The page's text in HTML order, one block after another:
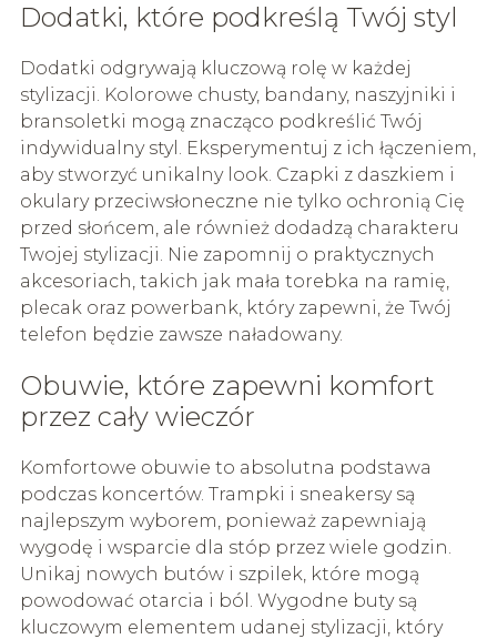
Dodatki, które podkreślą Twój styl
Dodatki odgrywają kluczową rolę w każdej
stylizacji. Kolorowe chusty, bandany, naszyjniki i
bransoletki mogą znacząco podkreślić Twój
indywidualny styl. Eksperymentuj z ich łączeniem,
aby stworzyć unikalny look. Czapki z daszkiem i
okulary przeciwsłoneczne nie tylko ochronią Cię
przed słońcem, ale również dodadzą charakteru
Twojej stylizacji. Nie zapomnij o praktycznych
akcesoriach, takich jak mała torebka na ramię,
plecak oraz powerbank, który zapewni, że Twój
telefon będzie zawsze naładowany.
Obuwie, które zapewni komfort
przez cały wieczór
Komfortowe obuwie to absolutna podstawa
podczas koncertów. Trampki i sneakersy są
najlepszym wyborem, ponieważ zapewniają
wygodę i wsparcie dla stóp przez wiele godzin.
Unikaj nowych butów i szpilek, które mogą
powodować otarcia i ból. Wygodne buty są
kluczowym elementem udanej stylizacji, który